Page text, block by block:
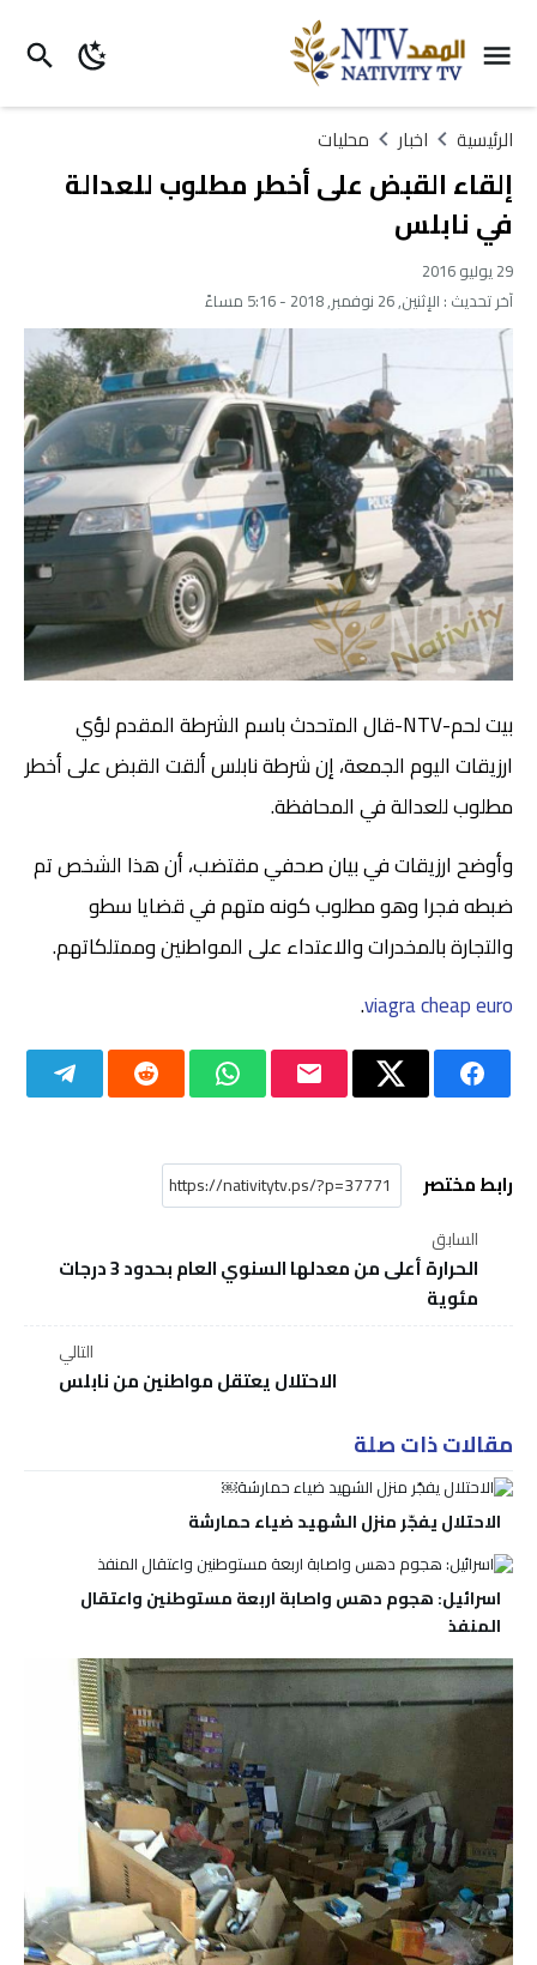
الرئيسية اخبار محليات
إلقاء القبض على أخطر مطلوب للعدالة
في نابلس
29 يوليو 2016
آخر تحديث : الإثنين, 26 نوفمبر, 2018 - 5:16 مساءً
بيت لحم-NTV-قال المتحدث باسم الشرطة المقدم لؤي
ارزيقات اليوم الجمعة، إن شرطة نابلس ألقت القبض على أخطر
مطلوب للعدالة في المحافظة.
وأوضح ارزيقات في بيان صحفي مقتضب، أن هذا الشخص تم
ضبطه فجرا وهو مطلوب كونه متهم في قضايا سطو
والتجارة بالمخدرات والاعتداء على المواطنين وممتلكاتهم.
viagra cheap euro
.
رابط مختصر
السابق
الحرارة أعلى من معدلها السنوي العام بحدود 3 درجات
مئوية
التالي
الاحتلال يعتقل مواطنين من نابلس
مقالات ذات صلة
الاحتلال يفجّر منزل الشهيد ضياء حمارشة￼
اسرائيل: هجوم دهس واصابة اربعة مستوطنين واعتقال
المنفذ